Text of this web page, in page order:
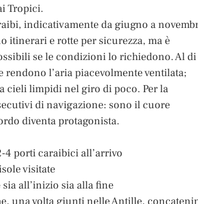
Tropici.
indicativamente da giugno a
itinerari e rotte per sicurezza, ma è
se le condizioni lo richiedono. Al di
l’aria piacevolmente ventilata;
cieli limpidi nel giro di poco. Per la
di navigazione: sono il cuore
diventa protagonista.
4 porti caraibici all’arrivo
visitate
all’inizio sia alla fine
una volta giunti nelle Antille,